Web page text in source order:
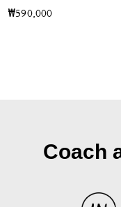
₩590,000
Coach